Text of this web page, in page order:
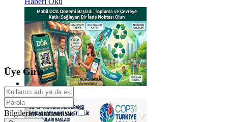
Haberi Oku
Üye Giriş
Bilgilerim anımsansın